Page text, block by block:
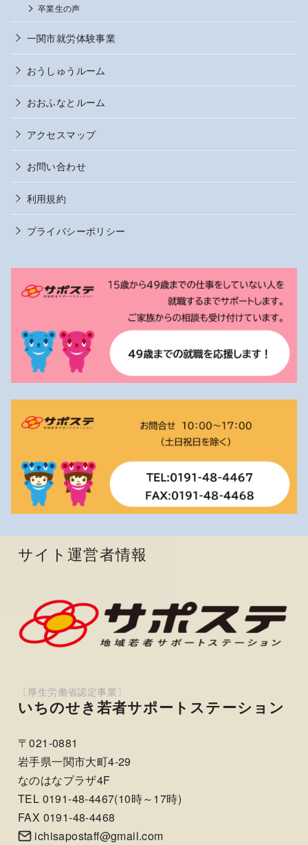
卒業生の声
一関市就労体験事業
おうしゅうルーム
おおふなとルーム
アクセスマップ
お問い合わせ
利用規約
プライバシーポリシー
サイト運営者情報
いちのせき若者サポートステーション
〒021-0881
岩手県一関市大町4-29
なのはなプラザ4F
TEL 0191-48-4467(10時～17時)
FAX 0191-48-4468
ichisapostaff@gmail.com